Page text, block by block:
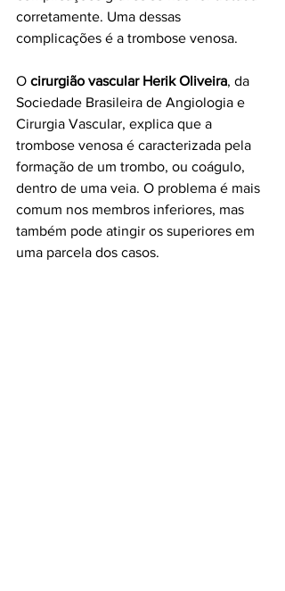
corretamente. Uma dessas
complicações é a trombose venosa.
O cirurgião vascular Herik Oliveira, da
Sociedade Brasileira de Angiologia e
Cirurgia Vascular, explica que a
trombose venosa é caracterizada pela
formação de um trombo, ou coágulo,
dentro de uma veia. O problema é mais
comum nos membros inferiores, mas
também pode atingir os superiores em
uma parcela dos casos.